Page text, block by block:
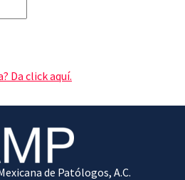
Da click aquí.
de Patólogos, A.C.